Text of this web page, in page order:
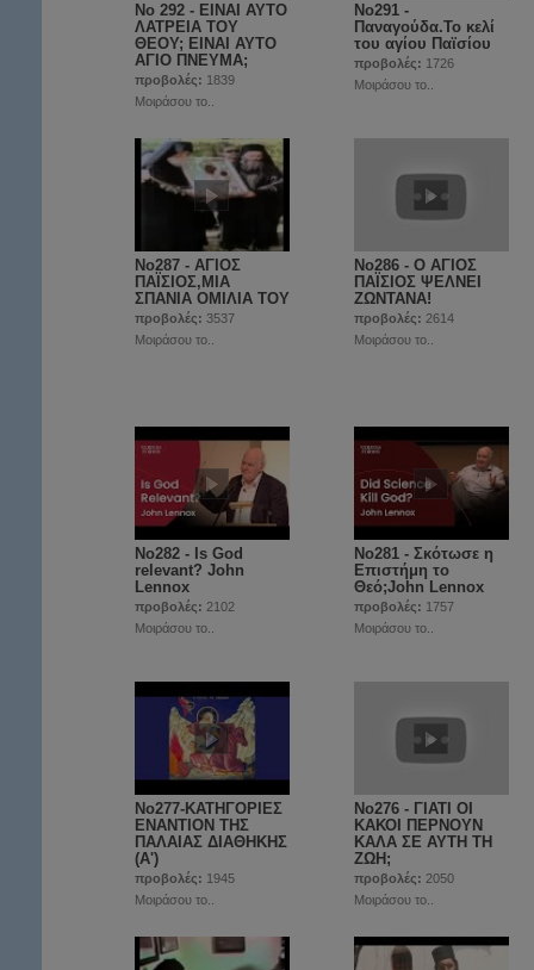
No 292 - ΕΙΝΑΙ ΑΥΤΟ
ΛΑΤΡΕΙΑ ΤΟΥ
ΘΕΟΥ; ΕΙΝΑΙ ΑΥΤΟ
ΑΓΙΟ ΠΝΕΥΜΑ;
προβολές: 1839
Μοιράσου το..
No291 -
Παναγούδα.Το κελί
του αγίου Παϊσίου
προβολές: 1726
Μοιράσου το..
No287 - ΑΓΙΟΣ
ΠΑΪΣΙΟΣ,ΜΙΑ
ΣΠΑΝΙΑ ΟΜΙΛΙΑ ΤΟΥ
προβολές: 3537
Μοιράσου το..
No286 - Ο ΑΓΙΟΣ
ΠΑΪΣΙΟΣ ΨΕΛΝΕΙ
ΖΩΝΤΑΝΑ!
προβολές: 2614
Μοιράσου το..
No282 - Is God
relevant? John
Lennox
προβολές: 2102
Μοιράσου το..
No281 - Σκότωσε η
Επιστήμη το
Θεό;John Lennox
προβολές: 1757
Μοιράσου το..
No277-ΚΑΤΗΓΟΡΙΕΣ
ΕΝΑΝΤΙΟΝ ΤΗΣ
ΠΑΛΑΙΑΣ ΔΙΑΘΗΚΗΣ
(Α')
προβολές: 1945
Μοιράσου το..
No276 - ΓΙΑΤΙ ΟΙ
ΚΑΚΟΙ ΠΕΡΝΟΥΝ
ΚΑΛΑ ΣΕ ΑΥΤΗ ΤΗ
ΖΩΗ;
προβολές: 2050
Μοιράσου το..